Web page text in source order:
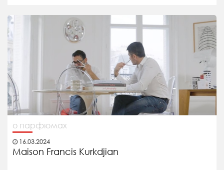
о парфюмах
16.03.2024
Maison Francis Kurkdjian